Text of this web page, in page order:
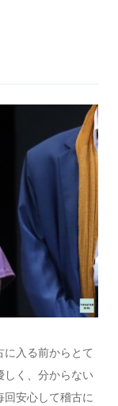
入る前からとて
しく、分からない
安心して稽古に